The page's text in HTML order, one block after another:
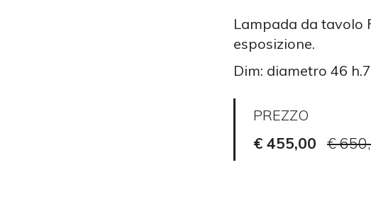
Lampada da tavolo
esposizione.
Dim: diametro 46
PREZZO
€ 455,00 €